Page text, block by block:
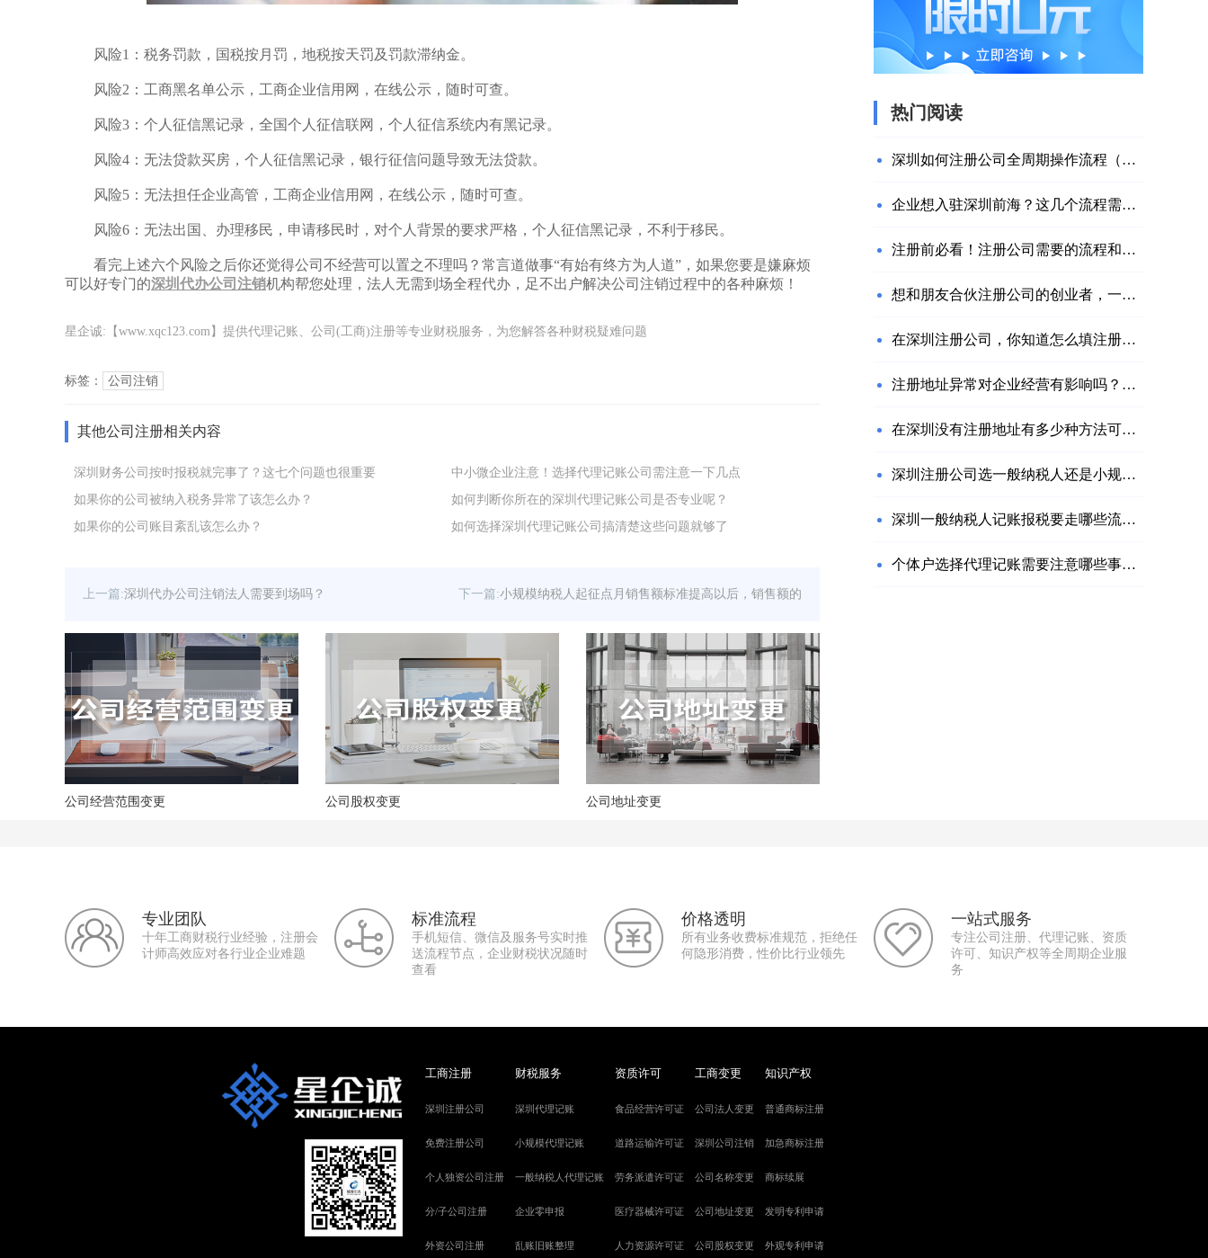
风险1：税务罚款，国税按月罚，地税按天罚及罚款滞纳金。
风险2：工商黑名单公示，工商企业信用网，在线公示，随时可查。
风险3：个人征信黑记录，全国个人征信联网，个人征信系统内有黑记录。
风险4：无法贷款买房，个人征信黑记录，银行征信问题导致无法贷款。
风险5：无法担任企业高管，工商企业信用网，在线公示，随时可查。
风险6：无法出国、办理移民，申请移民时，对个人背景的要求严格，个人征信黑记录，不利于移民。
看完上述六个风险之后你还觉得公司不经营可以置之不理吗？常言道做事“有始有终方为人道”，如果您要是嫌麻烦
可以好专门的深圳代办公司注销机构帮您处理，法人无需到场全程代办，足不出户解决公司注销过程中的各种麻烦！
星企诚:【www.xqc123.com】提供代理记账、公司(工商)注册等专业财税服务，为您解答各种财税疑难问题
标签： 公司注销
其他公司注册相关内容
深圳财务公司按时报税就完事了？这七个问题也很重要
如果你的公司被纳入税务异常了该怎么办？
如果你的公司账目紊乱该怎么办？
中小微企业注意！选择代理记账公司需注意一下几点
如何判断你所在的深圳代理记账公司是否专业呢？
如何选择深圳代理记账公司搞清楚这些问题就够了
上一篇:深圳代办公司注销法人需要到场吗？ 下一篇:小规模纳税人起征点月销售额标准提高以后，销售额的
执行口径是否有变化？
公司经营范围变更 公司股权变更 公司地址变更
热门阅读
深圳如何注册公司全周期操作流程（附网址）
企业想入驻深圳前海？这几个流程需要注意
注册前必看！注册公司需要的流程和材料
想和朋友合伙注册公司的创业者，一定要注意这几个问题！
在深圳注册公司，你知道怎么填注册资金吗？
注册地址异常对企业经营有影响吗？该如何解决？
在深圳没有注册地址有多少种方法可以解决？
深圳注册公司选一般纳税人还是小规模？
深圳一般纳税人记账报税要走哪些流程？
个体户选择代理记账需要注意哪些事项？
专业团队
十年工商财税行业经验，注册会
计师高效应对各行业企业难题
标准流程
手机短信、微信及服务号实时推
送流程节点，企业财税状况随时
查看
价格透明
所有业务收费标准规范，拒绝任
何隐形消费，性价比行业领先
一站式服务
专注公司注册、代理记账、资质
许可、知识产权等全周期企业服
务